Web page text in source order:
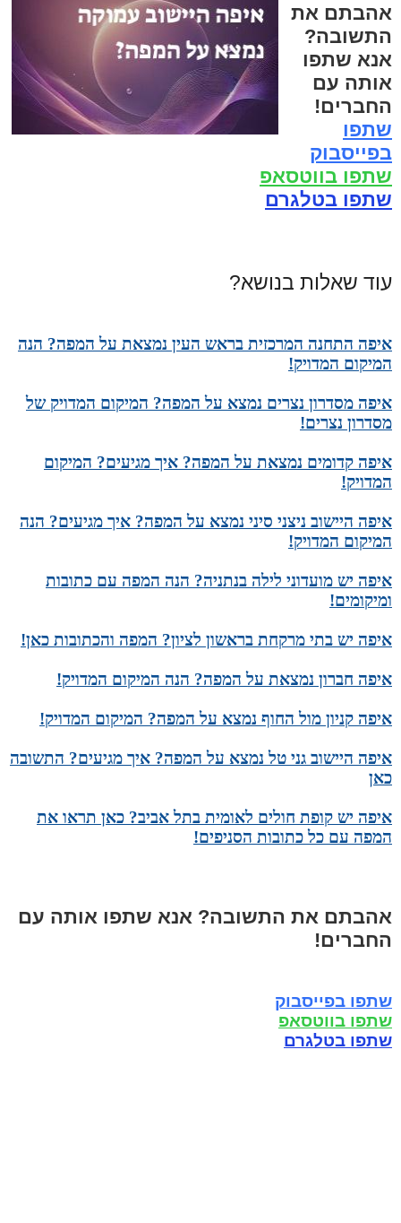
אהבתם את
התשובה?
אנא שתפו
אותה עם
החברים!
שתפו
בפייסבוק
שתפו בווטסאפ
שתפו בטלגרם
עוד שאלות בנושא?
איפה התחנה המרכזית בראש העין נמצאת על המפה? הנה
המיקום המדויק!
איפה מסדרון נצרים נמצא על המפה? המיקום המדויק של
מסדרון נצרים!
איפה קדומים נמצאת על המפה? איך מגיעים? המיקום
המדויק!
איפה היישוב ניצני סיני נמצא על המפה? איך מגיעים? הנה
המיקום המדויק!
איפה יש מועדוני לילה בנתניה? הנה המפה עם כתובות
ומיקומים!
איפה יש בתי מרקחת בראשון לציון? המפה והכתובות כאן!
איפה חברון נמצאת על המפה? הנה המיקום המדויק!
איפה קניון מול החוף נמצא על המפה? המיקום המדויק!
איפה היישוב גני טל נמצא על המפה? איך מגיעים? התשובה
כאן
איפה יש קופת חולים לאומית בתל אביב? כאן תראו את
המפה עם כל כתובות הסניפים!
אהבתם את התשובה? אנא שתפו אותה עם
החברים!
שתפו בפייסבוק
שתפו בווטסאפ
שתפו בטלגרם